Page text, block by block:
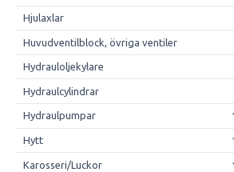
Hjulaxlar
Huvudventilblock, övriga ventiler
Hydrauloljekylare
Hydraulcylindrar
Hydraulpumpar
Hytt
Karosseri/Luckor